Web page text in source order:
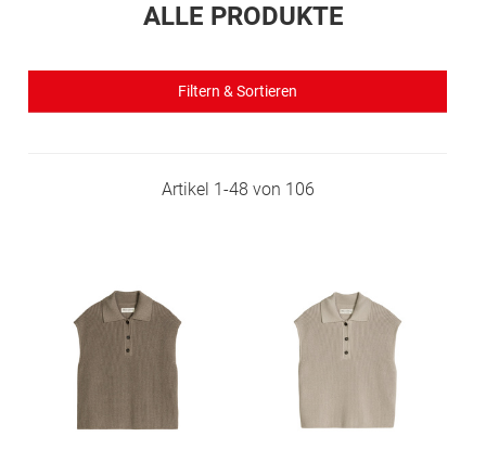
ALLE PRODUKTE
Filtern & Sortieren
Artikel 1-48 von 106